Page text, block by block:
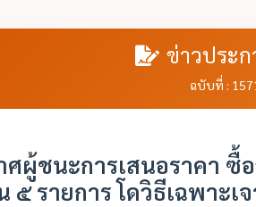
ข่าวประก
ฉบับที่ :
ศผู้ชนะการเสนอราคา ซื้
๕ รายการ โดวิธีเฉพาะเจ